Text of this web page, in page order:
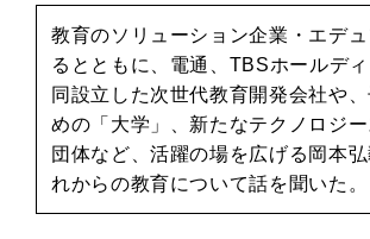
教育のソリューション企業・エデ
るとともに、電通、TBSホールデ
同設立した次世代教育開発会社や
めの「大学」、新たなテクノロジ
団体など、活躍の場を広げる岡本弘
れからの教育について話を聞いた。